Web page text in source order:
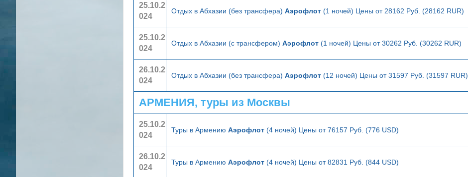
25.10.2
024
Отдых в Абхазии (без трансфера) Аэрофлот (1 ночей) Цены от 28162 Руб. (28162 RUR)
25.10.2
024
Отдых в Абхазии (с трансфером) Аэрофлот (1 ночей) Цены от 30262 Руб. (30262 RUR)
26.10.2
024
Отдых в Абхазии (без трансфера) Аэрофлот (12 ночей) Цены от 31597 Руб. (31597 RUR)
АРМЕНИЯ, туры из Москвы
25.10.2
024
Туры в Армению Аэрофлот (4 ночей) Цены от 76157 Руб. (776 USD)
26.10.2
024
Туры в Армению Аэрофлот (4 ночей) Цены от 82831 Руб. (844 USD)